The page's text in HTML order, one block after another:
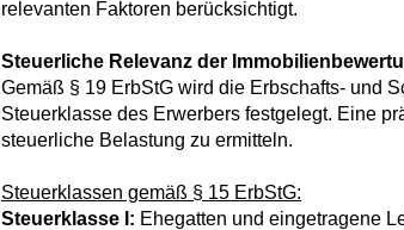
relevanten Faktoren berücksichtigt.
Steuerliche Relevanz der
Gemäß § 19 ErbStG wird die Erbschafts- und
Steuerklasse des Erwerbers festgelegt. Eine
steuerliche Belastung zu ermitteln.
Steuerklassen gemäß § 15 ErbStG:​
Steuerklasse I: Ehegatten und eingetragene